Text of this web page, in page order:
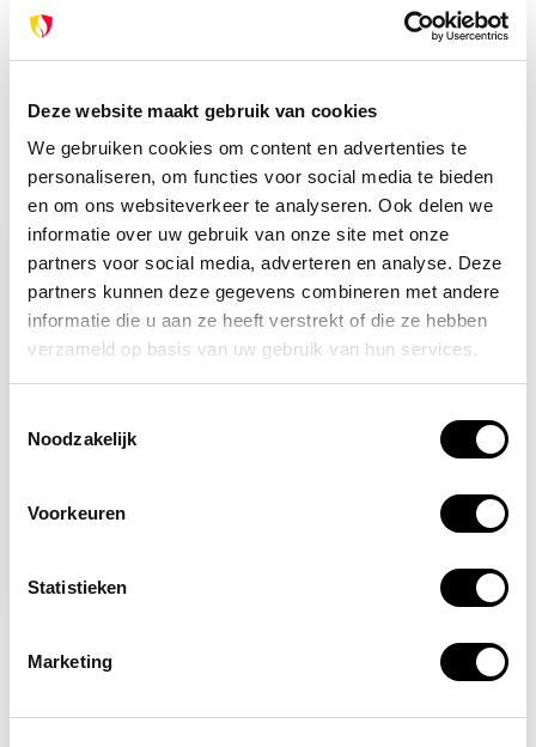
Deze website maakt gebruik van cookies
We gebruiken cookies om content en advertenties te
personaliseren, om functies voor social media te bieden
en om ons websiteverkeer te analyseren. Ook delen we
informatie over uw gebruik van onze site met onze
partners voor social media, adverteren en analyse. Deze
partners kunnen deze gegevens combineren met andere
informatie die u aan ze heeft verstrekt of die ze hebben
verzameld op basis van uw gebruik van hun services.
Noodzakelijk
Voorkeuren
Statistieken
Marketing
met onze klantenservice. We helpen je graag verder!
Recent bekeken
2,95